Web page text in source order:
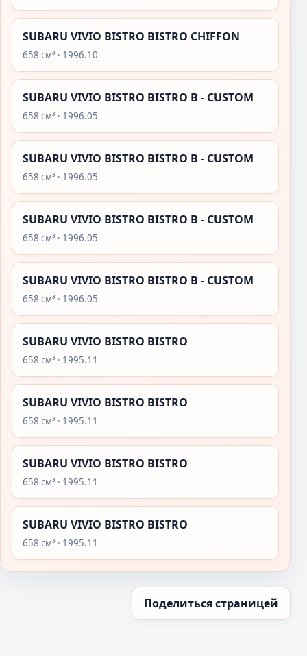
SUBARU VIVIO BISTRO BISTRO CHIFFON
658 см³ · 1996.10
SUBARU VIVIO BISTRO BISTRO B - CUSTOM
658 см³ · 1996.05
SUBARU VIVIO BISTRO BISTRO B - CUSTOM
658 см³ · 1996.05
SUBARU VIVIO BISTRO BISTRO B - CUSTOM
658 см³ · 1996.05
SUBARU VIVIO BISTRO BISTRO B - CUSTOM
658 см³ · 1996.05
SUBARU VIVIO BISTRO BISTRO
658 см³ · 1995.11
SUBARU VIVIO BISTRO BISTRO
658 см³ · 1995.11
SUBARU VIVIO BISTRO BISTRO
658 см³ · 1995.11
SUBARU VIVIO BISTRO BISTRO
658 см³ · 1995.11
Поделиться страницей